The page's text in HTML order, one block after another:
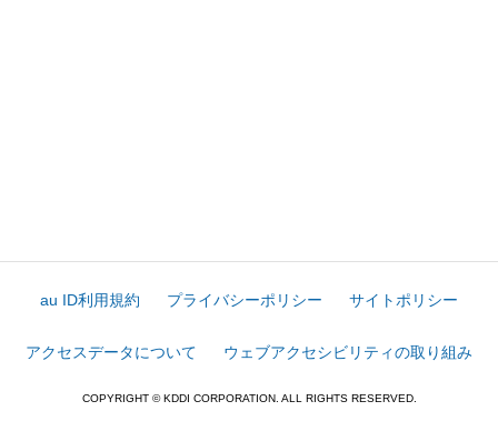
au ID利用規約 プライバシーポリシー サイトポリシー
アクセスデータについて ウェブアクセシビリティの取り組み
COPYRIGHT © KDDI CORPORATION. ALL RIGHTS RESERVED.